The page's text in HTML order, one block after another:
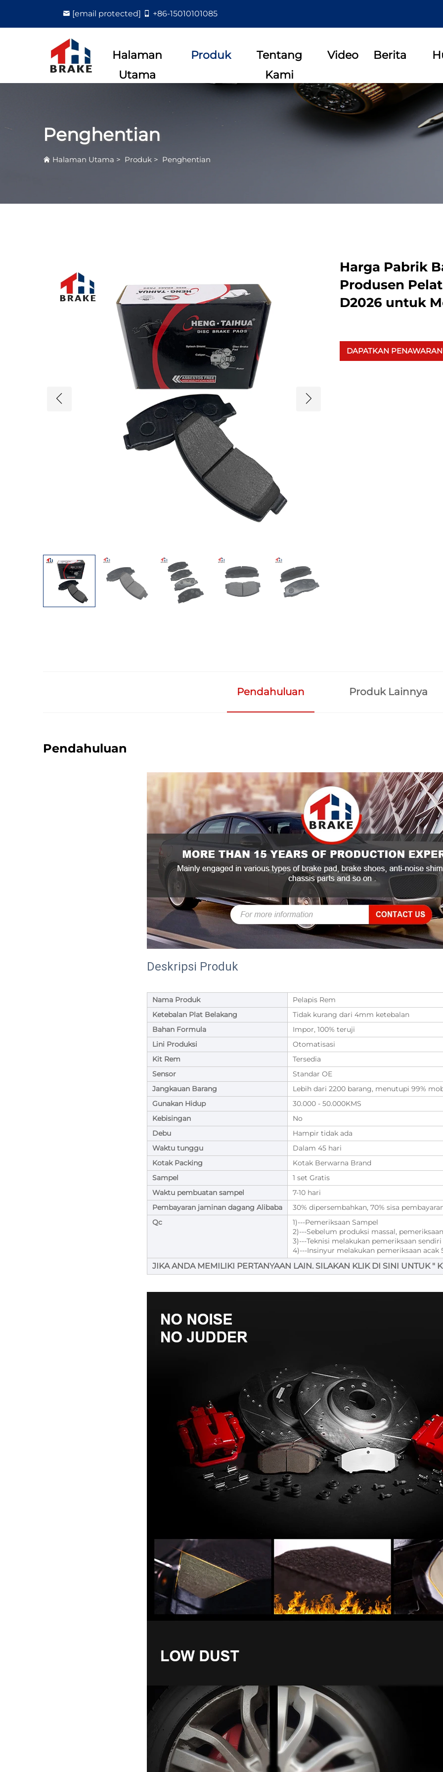
[email protected] +86-15010101085
Halaman
Utama
Produk
Tentang
Kami
Video Berita
Penghentian
Halaman Utama > Produk > Penghentian
Harga Pabrik
Produsen
D2026 untuk
DAPATKAN PENAWARAN
Pendahuluan Produk Lainnya
Pendahuluan
Deskripsi Produk
Nama Produk
Pelapis Rem
Ketebalan Plat Belakang
Tidak kurang dari 4mm ketebalan
Bahan Formula
Impor, 100% teruji
Lini Produksi
Otomatisasi
Kit Rem
Tersedia
Sensor
Standar OE
Jangkauan Barang
Lebih dari 2200 barang, menutupi 99%
Gunakan Hidup
30.000 - 50.000KMS
Kebisingan
No
Debu
Hampir tidak ada
Waktu tunggu
Dalam 45 hari
Kotak Packing
Kotak Berwarna Brand
Sampel
1 set Gratis
Waktu pembuatan sampel
7-10 hari
Pembayaran jaminan dagang Alibaba
30% dipersembahkan, 70% sisa
Qc
1)---Pemeriksaan Sampel
2)---Sebelum produksi massal,
3)---Teknisi melakukan pemeriksaan
4)---Insinyur melakukan pemeriksaan
JIKA ANDA MEMILIKI PERTANYAAN LAIN. SILAKAN KLIK DI SINI UNTUK "